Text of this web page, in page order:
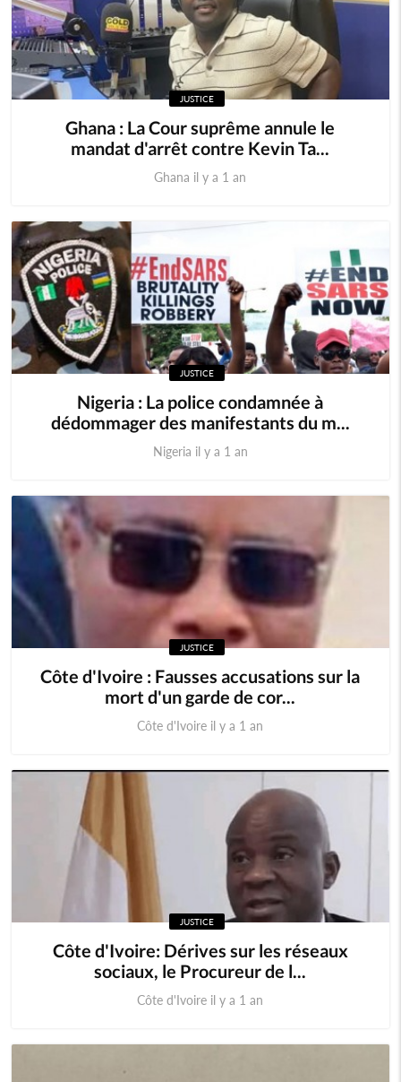
JUSTICE
Ghana : La Cour suprême annule le
mandat d'arrêt contre Kevin Ta...
Ghana il y a 1 an
JUSTICE
Nigeria : La police condamnée à
dédommager des manifestants du m...
Nigeria il y a 1 an
JUSTICE
Côte d'Ivoire : Fausses accusations sur la
mort d'un garde de cor...
Côte d'Ivoire il y a 1 an
JUSTICE
Côte d'Ivoire: Dérives sur les réseaux
sociaux, le Procureur de l...
Côte d'Ivoire il y a 1 an